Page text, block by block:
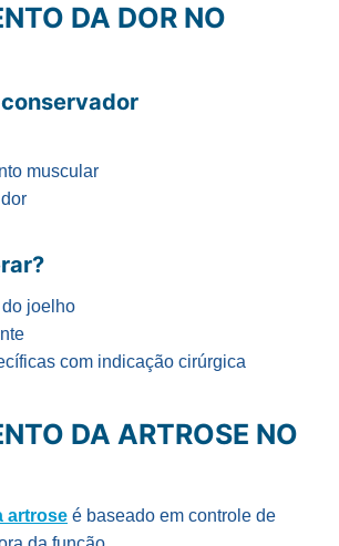
DA DOR NO
muscular
joelho
com indicação cirúrgica
DA ARTROSE NO
artrose é baseado em controle de